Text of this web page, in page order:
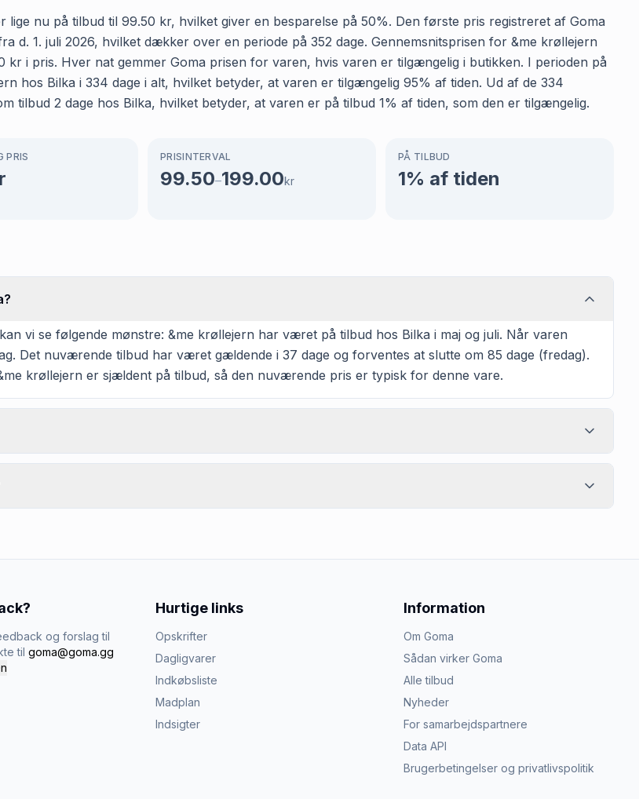
nu på tilbud til 99.50 kr, hvilket giver en besparelse på 50%. Den første pris registreret af Goma
d. 1. juli 2026, hvilket dækker over en periode på 352 dage. Gennemsnitsprisen for &me krøllejern
i pris. Hver nat gemmer Goma prisen for varen, hvis varen er tilgængelig i butikken. I perioden på
hos Bilka i 334 dage i alt, hvilket betyder, at varen er tilgængelig 95% af tiden. Ud af de 334
tilbud 2 dage hos Bilka, hvilket betyder, at varen er på tilbud 1% af tiden, som den er tilgængelig.
PRIS PRISINTERVAL
99.50–199.00kr
PÅ TILBUD
1% af tiden
vi se følgende mønstre: &me krøllejern har været på tilbud hos Bilka i maj og juli. Når varen
Det nuværende tilbud har været gældende i 37 dage og forventes at slutte om 85 dage (fredag).
krøllejern er sjældent på tilbud, så den nuværende pris er typisk for denne vare.
og forslag til
til goma@goma.gg
Hurtige links
Opskrifter
Dagligvarer
Indkøbsliste
Madplan
Indsigter
Information
Om Goma
Sådan virker Goma
Alle tilbud
Nyheder
For samarbejdspartnere
Data API
Brugerbetingelser og privatlivspolitik